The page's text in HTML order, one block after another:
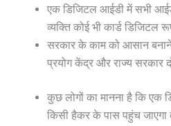
एक डिजिटल आईडी में सभी
व्यक्ति कोई भी कार्ड
सरकार के काम को आसान
प्रयोग केंद्र और राज्य सरकार
कुछ लोगों का मानना है कि एक
किसी हैकर के पास पहुंच जाएगा